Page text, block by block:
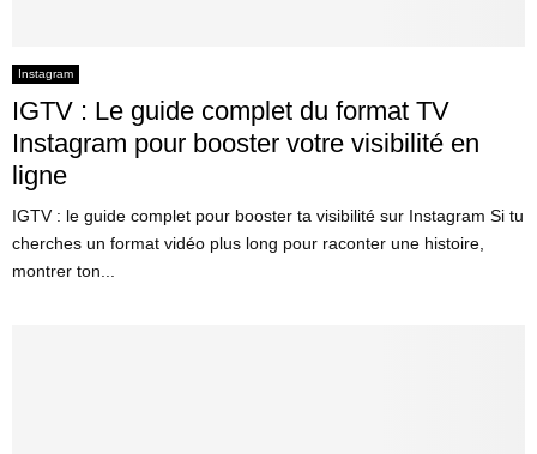
Instagram
IGTV : Le guide complet du format TV
Instagram pour booster votre visibilité en
ligne
IGTV : le guide complet pour booster ta visibilité sur Instagram Si tu
cherches un format vidéo plus long pour raconter une histoire,
montrer ton...